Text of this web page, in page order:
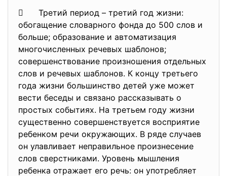
 Третий период – третий год жизни:
обогащение словарного фонда до 500 слов и
больше; образование и автоматизация
многочисленных речевых шаблонов;
совершенствование произношения отдельных
слов и речевых шаблонов. К концу третьего
года жизни большинство детей уже может
вести беседы и связано рассказывать о
простых событиях. На третьем году жизни
существенно совершенствуется восприятие
ребенком речи окружающих. В ряде случаев
он улавливает неправильное произнесение
слов сверстниками. Уровень мышления
ребенка отражает его речь: он употребляет